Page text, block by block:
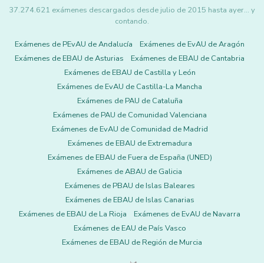
37.274.621 exámenes descargados desde julio de 2015 hasta ayer... y
contando.
Exámenes de PEvAU de Andalucía
Exámenes de EvAU de Aragón
Exámenes de EBAU de Asturias
Exámenes de EBAU de Cantabria
Exámenes de EBAU de Castilla y León
Exámenes de EvAU de Castilla-La Mancha
Exámenes de PAU de Cataluña
Exámenes de PAU de Comunidad Valenciana
Exámenes de EvAU de Comunidad de Madrid
Exámenes de EBAU de Extremadura
Exámenes de EBAU de Fuera de España (UNED)
Exámenes de ABAU de Galicia
Exámenes de PBAU de Islas Baleares
Exámenes de EBAU de Islas Canarias
Exámenes de EBAU de La Rioja
Exámenes de EvAU de Navarra
Exámenes de EAU de País Vasco
Exámenes de EBAU de Región de Murcia